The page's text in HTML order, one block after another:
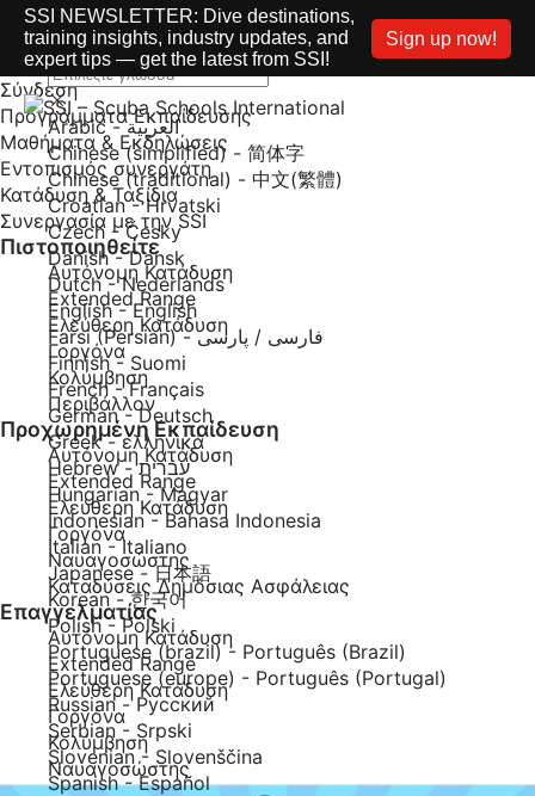
SSI NEWSLETTER: Dive destinations,
training insights, industry updates, and
expert tips — get the latest from SSI!
Sign up now!
Σύνδεση
Προγράμματα Εκπαίδευσης
Μαθήματα & Εκδηλώσεις
Εντοπισμός συνεργάτη
Κατάδυση & Ταξίδια
Συνεργασία με την SSI
Πιστοποιηθείτε
Αυτόνομη Κατάδυση
Extended Range
Ελεύθερη Κατάδυση
Γοργόνα
Κολύμβηση
Περιβάλλον
Προχωρημένη Εκπαίδευση
Αυτόνομη Κατάδυση
Extended Range
Ελεύθερη Κατάδυση
Γοργόνα
Ναυαγοσώστης
Καταδύσεις Δημόσιας Ασφάλειας
Επαγγελματίας
Αυτόνομη Κατάδυση
Extended Range
Ελεύθερη Κατάδυση
Γοργόνα
Κολύμβηση
Ναυαγοσώστης
Arabic - العربية
Chinese (simplified) - 简体字
Chinese (traditional) - 中文(繁體)
Croatian - Hrvatski
Czech - Česky
Danish - Dansk
Dutch - Nederlands
English - English
Farsi (Persian) - فارسی / پارسی
Finnish - Suomi
French - Français
German - Deutsch
Greek - ελληνικά
Hebrew - עברית
Hungarian - Magyar
Indonesian - Bahasa Indonesia
Italian - Italiano
Japanese - 日本語
Korean - 한국어
Polish - Polski
Portuguese (brazil) - Português (Brazil)
Portuguese (europe) - Português (Portugal)
Russian - Русский
Serbian - Srpski
Slovenian - Slovenščina
Spanish - Español